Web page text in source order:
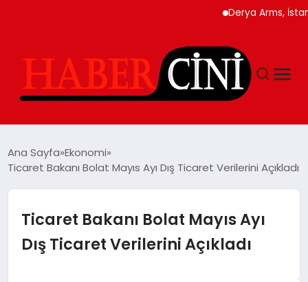
Derya Arms,
GÜNCEL
Ana Sayfa Ekonomi
Ticaret Bakanı Bolat Mayıs Ayı Dış Ticaret Verilerini Açıkladı
Ticaret Bakanı Bolat Mayıs Ayı
Dış Ticaret Verilerini Açıkladı